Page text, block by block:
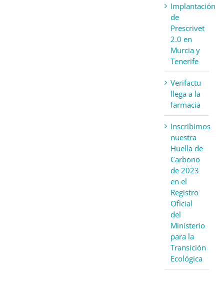
Implantación
de
Prescrivet
2.0 en
Murcia y
Tenerife
Verifactu
llega a la
farmacia
Inscribimos
nuestra
Huella de
Carbono
de 2023
en el
Registro
Oficial
del
Ministerio
para la
Transición
Ecológica